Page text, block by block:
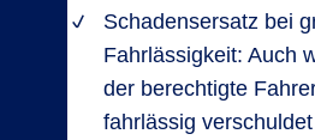
Schadensersatz bei
Fahrlässigkeit: Auch
der berechtigte
fahrlässig